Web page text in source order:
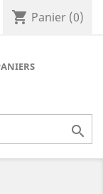
shopping_cart Panier (0)
